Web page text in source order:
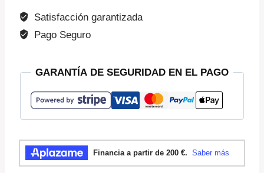
Satisfacción garantizada
Pago Seguro
GARANTÍA DE SEGURIDAD EN EL PAGO